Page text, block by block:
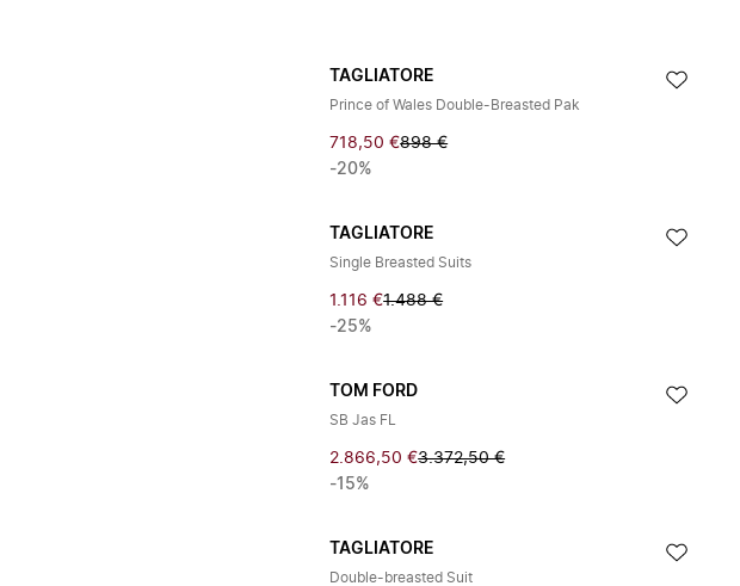
TAGLIATORE
Prince of Wales Double-Breasted Pak
718,50 €898 €
-20%
TAGLIATORE
Single Breasted Suits
1.116 €1.488 €
-25%
TOM FORD
SB Jas FL
2.866,50 €3.372,50 €
-15%
TAGLIATORE
Double-breasted Suit